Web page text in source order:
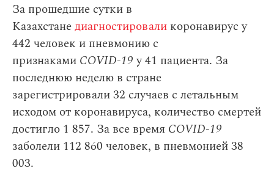
За прошедшие сутки в
Казахстанедиагностировали коронавирус у
442 человек и пневмонию с
признаками COVID-19у 41 пациента. За
последнюю неделю в стране
зарегистрировали 32 случаев с летальным
исходом от коронавируса, количество смертей
достигло 1 857. За все время COVID-19
заболели 112 860 человек, в пневмонией 38
003.